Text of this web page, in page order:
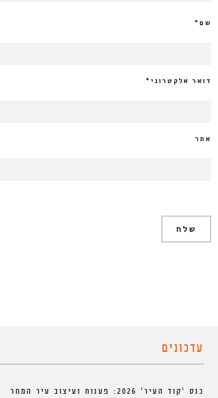
שם*
דואר אלקטרוני *
אתר
עדכונים
כנס ‘קוד העיר’ 2026: פענוח ועיצוב עיר המחר